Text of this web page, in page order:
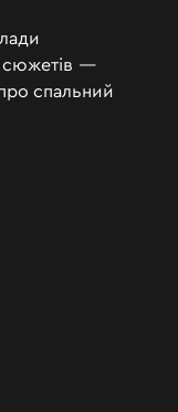
—
спальний